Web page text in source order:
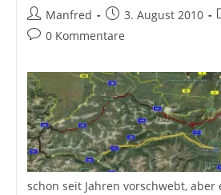
Beitrags-
Autor:
Manfred
Beitrag
veröffentlicht:
3. August 2010
Beitrags-
0 Kommentare
schon seit Jahren vorschwebt,